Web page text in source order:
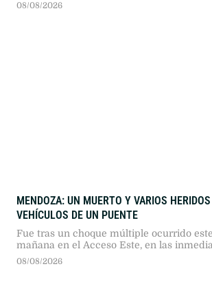
08/08/2026
MENDOZA: UN MUERTO Y VARIOS
VEHÍCULOS DE UN PUENTE
Fue tras un choque múltiple ocurrido
mañana en el Acceso Este, en las
Terminal de Ómnibus.
08/08/2026